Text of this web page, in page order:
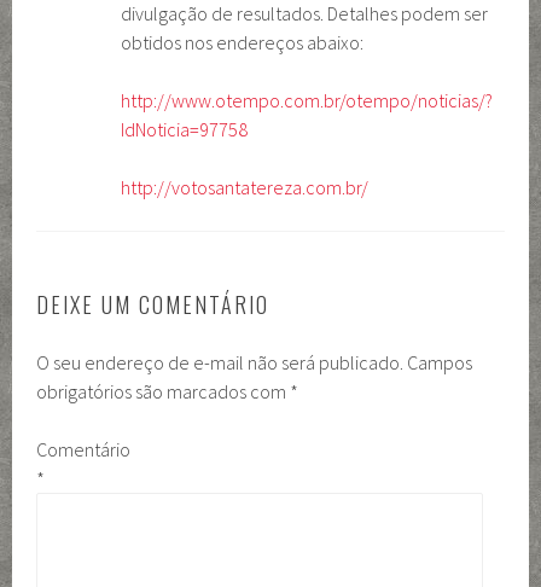
divulgação de resultados. Detalhes podem ser
obtidos nos endereços abaixo:
http://www.otempo.com.br/otempo/noticias/?
IdNoticia=97758
http://votosantatereza.com.br/
DEIXE UM COMENTÁRIO
O seu endereço de e-mail não será publicado. Campos
obrigatórios são marcados com *
Comentário
*